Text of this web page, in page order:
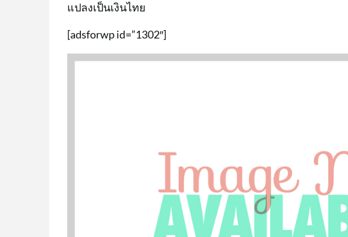
แปลงเป็นเงินไทย
[adsforwp id=”1302″]